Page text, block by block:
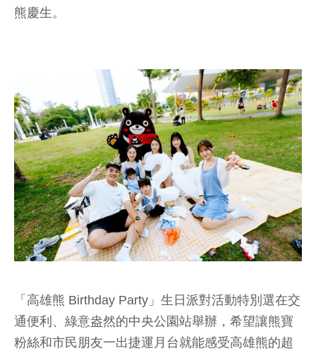
熊慶生。
「高雄熊 Birthday Party」生日派對活動特別選在交
通便利、綠意盎然的中央公園站舉辦，希望讓熊寶
粉絲和市民朋友一出捷運月台就能感受高雄熊的超